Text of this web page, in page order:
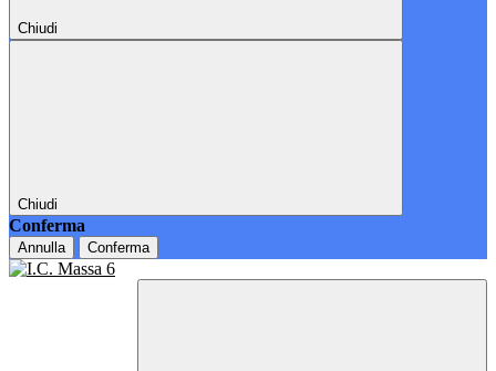
Chiudi
Chiudi
Conferma
Annulla Conferma